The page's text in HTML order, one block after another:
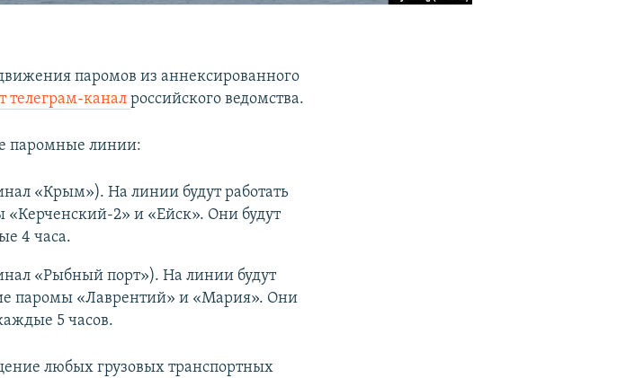
паромов из аннексированного
телеграм-каналроссийского ведомства.
паромные линии:
«Крым»). На линии будут работать
2» и «Ейск». Они будут
4 часа.
«Рыбный порт»). На линии будут
паромы «Лаврентий» и «Мария». Они
5 часов.
любых грузовых транспортных